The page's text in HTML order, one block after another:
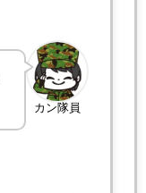
カン隊員